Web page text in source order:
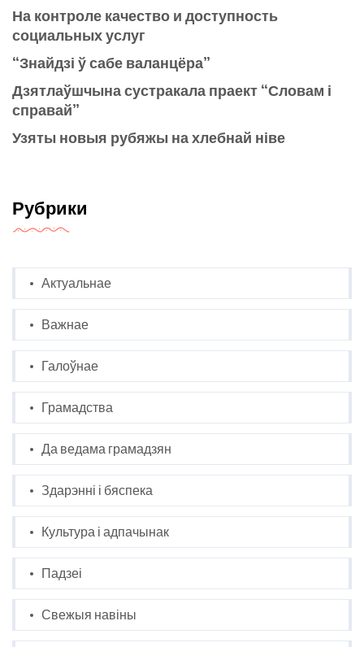
На контроле качество и доступность
социальных услуг
“Знайдзі ў сабе валанцёра”
Дзятлаўшчына сустракала праект “Словам і
справай”
Узяты новыя рубяжы на хлебнай ніве
Рубрики
Актуальнае
Важнае
Галоўнае
Грамадства
Да ведама грамадзян
Здарэнні і бяспека
Культура і адпачынак
Падзеі
Свежыя навіны